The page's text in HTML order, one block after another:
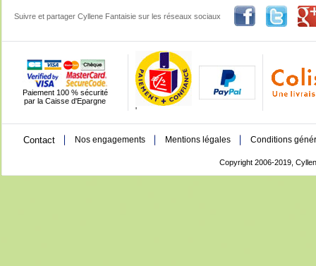
Suivre et partager Cyllene Fantaisie sur les réseaux sociaux
Paiement 100 % sécurité
par la Caisse d'Epargne
'
Contact Nos engagements Mentions légales Conditions
Copyright 2006-2019,